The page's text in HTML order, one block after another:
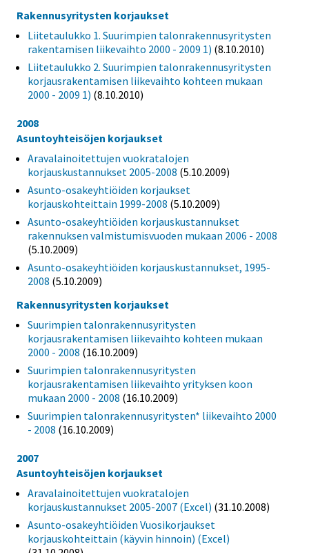
Rakennusyritysten korjaukset
Liitetaulukko 1. Suurimpien talonrakennusyritysten
rakentamisen liikevaihto 2000 - 2009 1) (8.10.2010)
Liitetaulukko 2. Suurimpien talonrakennusyritysten
korjausrakentamisen liikevaihto kohteen mukaan
2000 - 2009 1) (8.10.2010)
2008
Asuntoyhteisöjen korjaukset
Aravalainoitettujen vuokratalojen
korjauskustannukset 2005-2008 (5.10.2009)
Asunto-osakeyhtiöiden korjaukset
korjauskohteittain 1999-2008 (5.10.2009)
Asunto-osakeyhtiöiden korjauskustannukset
rakennuksen valmistumisvuoden mukaan 2006 - 2008
(5.10.2009)
Asunto-osakeyhtiöiden korjauskustannukset, 1995-
2008 (5.10.2009)
Rakennusyritysten korjaukset
Suurimpien talonrakennusyritysten
korjausrakentamisen liikevaihto kohteen mukaan
2000 - 2008 (16.10.2009)
Suurimpien talonrakennusyritysten
korjausrakentamisen liikevaihto yrityksen koon
mukaan 2000 - 2008 (16.10.2009)
Suurimpien talonrakennusyritysten* liikevaihto 2000
- 2008 (16.10.2009)
2007
Asuntoyhteisöjen korjaukset
Aravalainoitettujen vuokratalojen
korjauskustannukset 2005-2007 (Excel) (31.10.2008)
Asunto-osakeyhtiöiden Vuosikorjaukset
korjauskohteittain (käyvin hinnoin) (Excel)